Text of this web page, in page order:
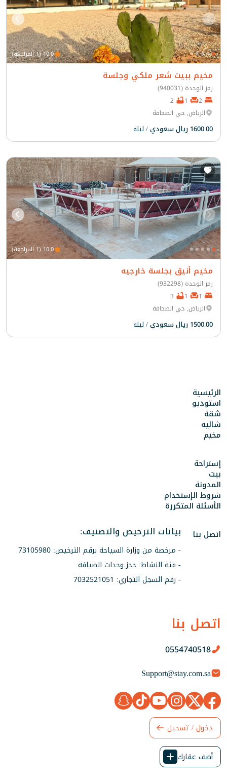
10.0 (1 المراجعة)
مخيم ببيت شعر ملكي وجلسة
رمز الوحدة (940031)
الرياض, حي الصحافة
1600.00 ريال سعودي / ليلة
10.0 (1 المراجعة)
مخيم أنيق بجلسة خارجيه
رمز الوحدة (932298)
الرياض, حي الصحافة
1500.00 ريال سعودي / ليلة
اتصل بنا
0554740518
Support@stay.com.sa
الرئيسية
استوديو
شقة
شاليه
مخيم
إستراحة
بيت
المدونة
شروط الإستخدام
الأسئلة المتكررة
اتصل بنا
بيانات الترخيص والتصنيف:
- مرخصة من وزارة السياحة برقم الترخيص: 73105980
- فئة النشاط: حجز وحدات الضيافة
- رقم السجل التجاري: 7032521051
دخول / تسجيل
أضف عقارك